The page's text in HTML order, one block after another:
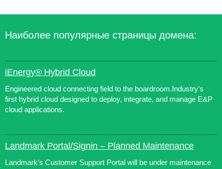
Наиболее популярные страницы домена:
iEnergy® Hybrid Cloud
Engineered cloud connecting field to the boardroom.Industry’s
first hybrid cloud designed to deploy, integrate, and manage E&P
cloud applications.
Landmark Portal/Signin – Planned Maintenance
Landmark’s Customer Support Portal will be under maintenance